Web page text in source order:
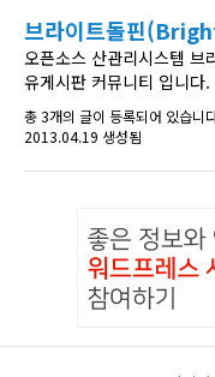
브라이트돌핀
오픈소스 산관리시스템
유게시판 커뮤니티 입니다.
총 3개의 글이 등록되어 있습니
2013.04.19 생성됨